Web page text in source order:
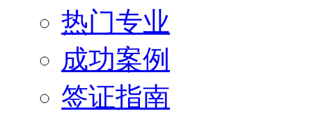
热门专业
成功案例
签证指南